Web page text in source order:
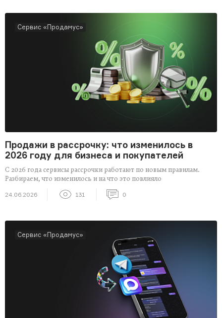
Сервис «Продамус»
Продажи в рассрочку: что изменилось в
2026 году для бизнеса и покупателей
С 2026 года сервисы рассрочки работают по новым правилам.
Разбираем, что изменилось и на что это повлияло
24.06.2026 131 0
Сервис «Продамус»